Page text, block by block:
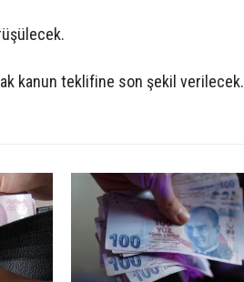
kanun teklifine son şekil verilecek.